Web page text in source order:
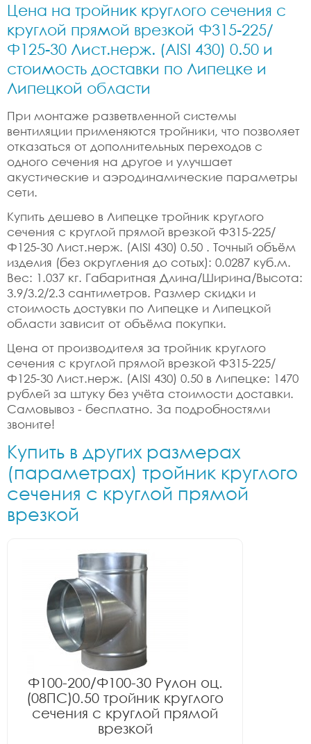
Цена на тройник круглого сечения с
круглой прямой врезкой Ф315-225/
Ф125-30 Лист.нерж. (AISI 430) 0.50 и
стоимость доставки по Липецке и
Липецкой области
При монтаже разветвленной системы
вентиляции применяются тройники, что позволяет
отказаться от дополнительных переходов с
одного сечения на другое и улучшает
акустические и аэродинамические параметры
сети.
Купить дешево в Липецке тройник круглого
сечения с круглой прямой врезкой Ф315-225/
Ф125-30 Лист.нерж. (AISI 430) 0.50 . Точный объём
изделия (без округления до сотых): 0.0287 куб.м.
Вес: 1.037 кг. Габаритная Длина/Ширина/Высота:
3.9/3.2/2.3 сантиметров. Размер скидки и
стоимость достувки по Липецке и Липецкой
области зависит от объёма покупки.
Цена от производителя за тройник круглого
сечения с круглой прямой врезкой Ф315-225/
Ф125-30 Лист.нерж. (AISI 430) 0.50 в Липецке: 1470
рублей за штуку без учёта стоимости доставки.
Самовывоз - бесплатно. За подробностями
звоните!
Купить в других размерах
(параметрах) тройник круглого
сечения с круглой прямой
врезкой
Ф100-200/Ф100-30 Рулон оц.
(08ПС)0.50 тройник круглого
сечения с круглой прямой
врезкой